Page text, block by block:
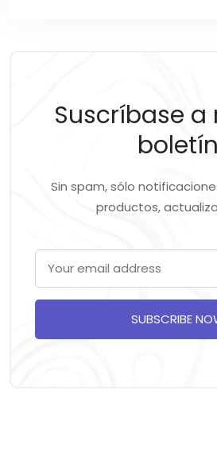
Suscríbase a
boletín
Sin spam, sólo
productos,
SUBSCRIBE